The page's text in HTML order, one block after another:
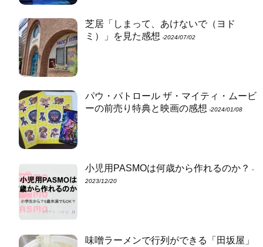
芝居「しまって、あけないで（ヨド
ミ）」を見た感想 ‐2024/07/02
パウ・パトロール ザ・マイティ・ムービ
ーの前売り特典と映画の感想 ‐2024/01/08
小児用PASMOは何歳から作れるのか？
‐
2023/12/20
味噌ラーメンで行列ができる「田坂屋」